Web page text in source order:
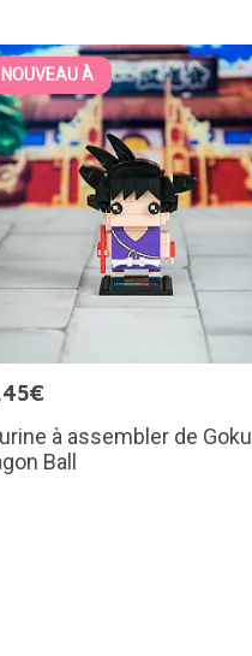
NOUVEAU À
à assembler de Goku
Ball